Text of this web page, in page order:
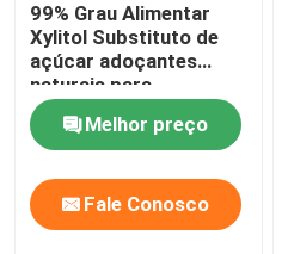
99% Grau Alimentar
Xylitol Substituto de
açúcar adoçantes
naturais para
diabéticos
Melhor preço
Fale Conosco